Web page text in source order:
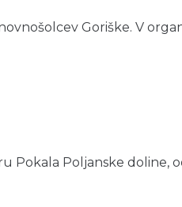
Goriške. V
Pokala Poljanske doline,